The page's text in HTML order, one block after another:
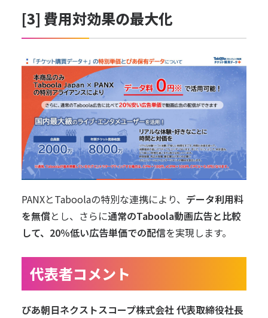
[3] 費用対効果の最大化
PANXとTaboolaの特別な連携により、 データ利用料
を無償とし、さらに通常のTaboola動画広告と比較
して、20％低い広告単価での配信を実現します。
代表者コメント
ぴあ朝日ネクストスコープ株式会社 代表取締役社長